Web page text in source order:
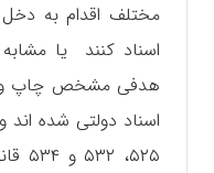
مختلف اقدام به
اسناد کنند یا
هدفی مشخص چاپ و
اسناد دولتی شده